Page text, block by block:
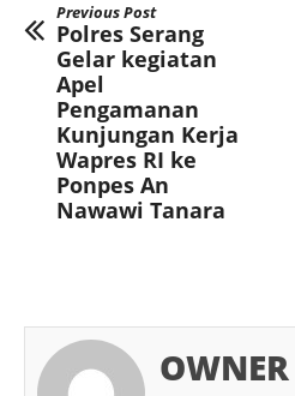
Previous Post
Polres Serang
Gelar kegiatan
Apel
Pengamanan
Kunjungan Kerja
Wapres RI ke
Ponpes An
Nawawi Tanara
OWNER